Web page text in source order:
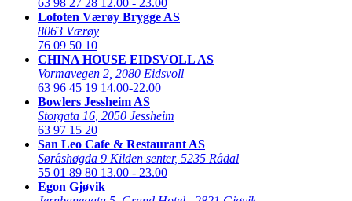
Lofoten Værøy Brygge AS
8063 Værøy
76 09 50 10
CHINA HOUSE EIDSVOLL AS
Vormavegen 2 2080 Eidsvoll
63 96 45 19 14.00-22.00
Bowlers Jessheim AS
Storgata 16 2050 Jessheim
63 97 15 20
San Leo Cafe & Restaurant AS
Søråshøgda 9 Kilden senter, 5235 Rådal
55 01 89 80 13.00 - 23.00
Egon Gjøvik